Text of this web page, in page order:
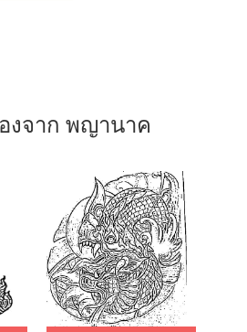
งจาก พญานาค